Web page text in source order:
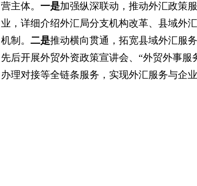
营主体。 一是加强纵深联动，推动外汇政策
业，详细介绍外汇局分支机构改革、县域外
机制。 二是推动横向贯通，拓宽县域外汇服
先后开展外贸外资政策宣讲会、 “外贸外事服
办理对接等全链条服务，实现外汇服务与企